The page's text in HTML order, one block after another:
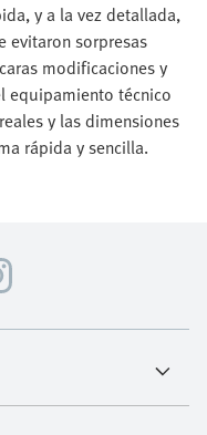
y a la vez detallada,
evitaron sorpresas
modificaciones y
equipamiento técnico
y las dimensiones
rápida y sencilla.